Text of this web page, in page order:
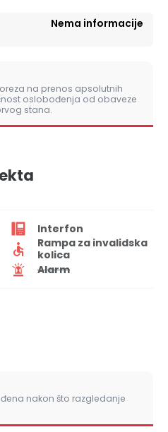
Nema informacije
na prenos apsolutnih
oslobođenja od obaveze
stana.
Interfon
Rampa za invalidska
kolica
Alarm
nakon što razgledanje